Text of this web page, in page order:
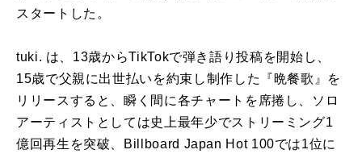
スタートした。
tuki. は、13歳からTikTokで弾き語り投稿を開始し、
15歳で父親に出世払いを約束し制作した『晩餐歌』を
リリースすると、瞬く間に各チャートを席捲し、ソロ
アーティストとしては史上最年少でストリーミング1
億回再生を突破、Billboard Japan Hot 100では1位に